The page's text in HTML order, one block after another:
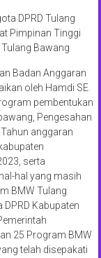
DPRD Tulang
Pimpinan Tinggi
Bawang
Badan Anggaran
oleh Hamdi SE.
pembentukan
Pengesahan
anggaran
serta
hal yang masih
BMW Tulang
Kabupaten
25 Program BMW
telah disepakati